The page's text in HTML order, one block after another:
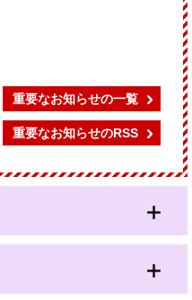
重要なお知らせの一覧
重要なお知らせのRSS